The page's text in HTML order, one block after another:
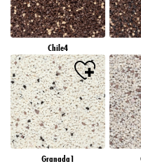
Chile4
Granada1